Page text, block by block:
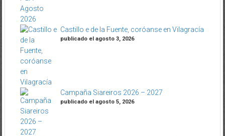
Castillo e de la Fuente, coróanse en Vilagracía
publicado el agosto 3, 2026
Campaña Siareiros 2026 – 2027
publicado el agosto 5, 2026